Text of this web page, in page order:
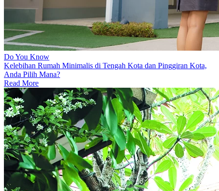
Do You Know
Kelebihan Rumah Minimalis di Tengah Kota dan Pinggiran Kota,
Anda Pilih Mana?
Read More